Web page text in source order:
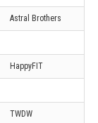
Astral Brothers
HappyFIT
TWDW